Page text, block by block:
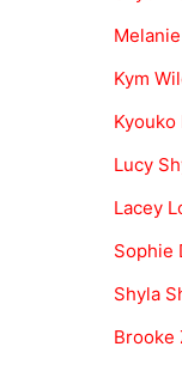
Kym
Kyouko
Lucy
Lacey
Sophie
Shyla
Brooke